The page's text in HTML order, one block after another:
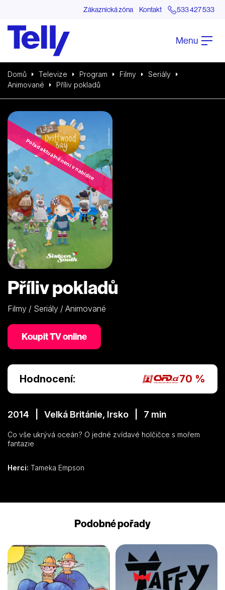
Zákaznická zóna Kontakt 533 427 533
Menu
Domů Televize Program Filmy
Seriály
Animované
Příliv pokladů
Pořad aktuálně není v nabídce
Příliv pokladů
Filmy / Seriály / Animované
Koupit TV online
Hodnocení: 70 %
2014 | Velká Británie, Irsko | 7 min
Co vše ukrývá oceán? O jedné zvídavé holčičce s mořem
fantazie
Herci: Tameka Empson
Podobné pořady